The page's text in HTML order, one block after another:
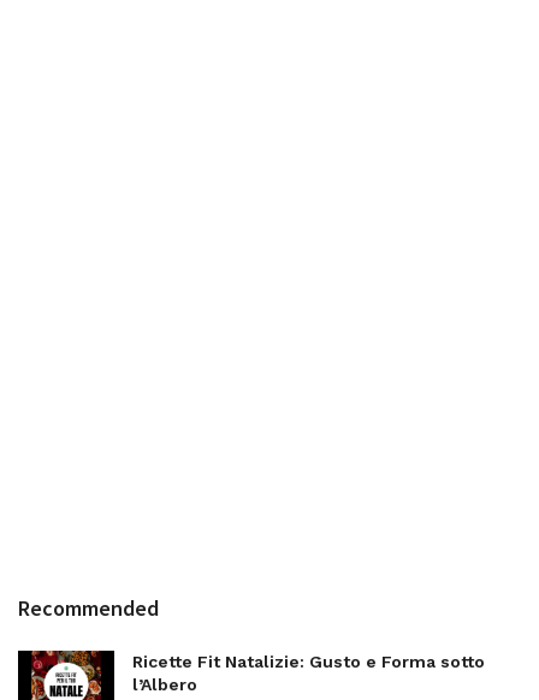
Recommended
Ricette Fit Natalizie: Gusto e Forma sotto
l’Albero